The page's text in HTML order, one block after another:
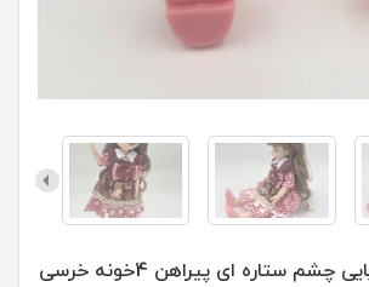
عروسک باربی رویایی چشم ستاره ای پیراهن 4خونه خرسی